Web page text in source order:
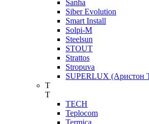
Sanha
Siber Evolution
Smart Install
Solpi-M
Steelsun
STOUT
Strattos
Stropuva
SUPERLUX (Аристон
T
T
TECH
Teplocom
Termica